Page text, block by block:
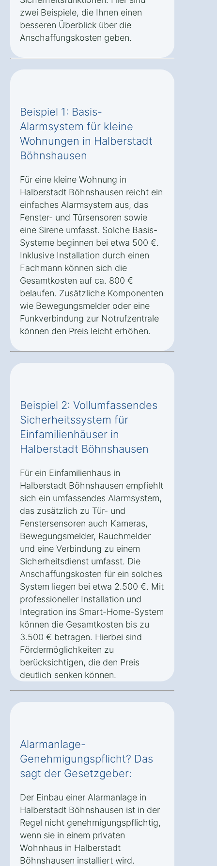
zwei Beispiele, die Ihnen einen
besseren Überblick über die
Anschaffungskosten geben.
Beispiel 1: Basis-
Alarmsystem für kleine
Wohnungen in Halberstadt
Böhnshausen
Für eine kleine Wohnung in
Halberstadt Böhnshausen reicht ein
einfaches Alarmsystem aus, das
Fenster- und Türsensoren sowie
eine Sirene umfasst. Solche Basis-
Systeme beginnen bei etwa 500 €.
Inklusive Installation durch einen
Fachmann können sich die
Gesamtkosten auf ca. 800 €
belaufen. Zusätzliche Komponenten
wie Bewegungsmelder oder eine
Funkverbindung zur Notrufzentrale
können den Preis leicht erhöhen.
Beispiel 2: Vollumfassendes
Sicherheitssystem für
Einfamilienhäuser in
Halberstadt Böhnshausen
Für ein Einfamilienhaus in
Halberstadt Böhnshausen empfiehlt
sich ein umfassendes Alarmsystem,
das zusätzlich zu Tür- und
Fenstersensoren auch Kameras,
Bewegungsmelder, Rauchmelder
und eine Verbindung zu einem
Sicherheitsdienst umfasst. Die
Anschaffungskosten für ein solches
System liegen bei etwa 2.500 €. Mit
professioneller Installation und
Integration ins Smart-Home-System
können die Gesamtkosten bis zu
3.500 € betragen. Hierbei sind
Fördermöglichkeiten zu
berücksichtigen, die den Preis
deutlich senken können.
Alarmanlage-
Genehmigungspflicht? Das
sagt der Gesetzgeber:
Der Einbau einer Alarmanlage in
Halberstadt Böhnshausen ist in der
Regel nicht genehmigungspflichtig,
wenn sie in einem privaten
Wohnhaus in Halberstadt
Böhnshausen installiert wird.